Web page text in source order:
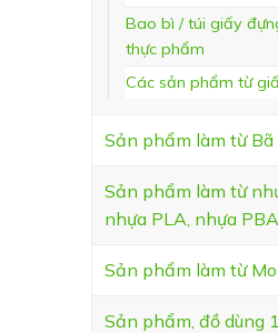
Bao bì / túi giấy
thực phẩm
Các sản phẩm từ
Sản phẩm làm từ Bã
Sản phẩm làm từ
nhựa PLA, nhựa
Sản phẩm làm từ Mo
Sản phẩm, đồ dùng